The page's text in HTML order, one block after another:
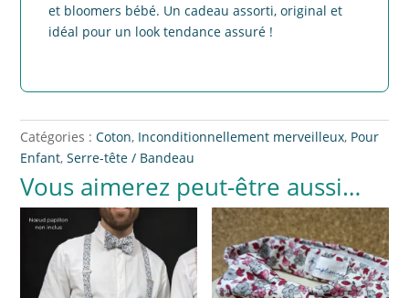
et bloomers bébé. Un cadeau assorti, original et
idéal pour un look tendance assuré !
Catégories :Coton, Inconditionnellement merveilleux, Pour
Enfant,Serre-tête / Bandeau
Vous aimerez peut-être aussi…